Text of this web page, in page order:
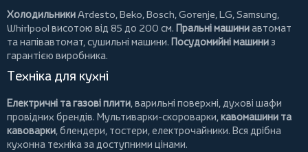
ХолодильникиArdesto,Beko,Bosch,Gorenje,LG,Samsung,
Whirlpool висотою від 85 до 200 см. Пральні машиниавтомат
та напівавтомат,сушильні машини. Посудомийні машиниз
гарантією виробника.
Техніка для кухні
Електричні та газові плити, варильні поверхні, духові шафи
провідних брендів. Мультиварки-скороварки,кавомашини та
кавоварки,блендери, тостери,електрочайники. Вся дрібна
кухонна техніка за доступними цінами.